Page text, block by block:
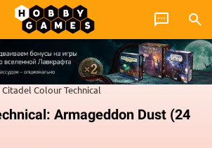
Citadel ColourTechnical
Armageddon Dust (24